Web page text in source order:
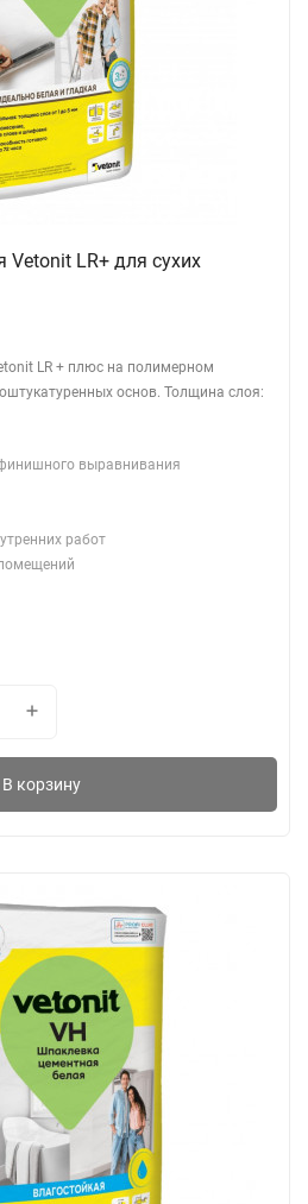
LR+ для сухих
LR + плюс на полимерном
основ. Толщина слоя:
выравнивания
работ
В корзину